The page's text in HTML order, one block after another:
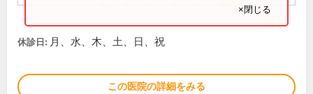
×閉じる
休診日: 月、水、木、土、日、祝
この医院の詳細をみる